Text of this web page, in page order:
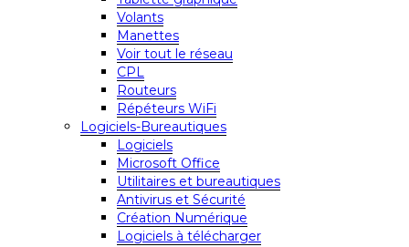
Volants
Manettes
Voir tout le réseau
CPL
Routeurs
Répéteurs WiFi
Logiciels-Bureautiques
Logiciels
Microsoft Office
Utilitaires et bureautiques
Antivirus et Sécurité
Création Numérique
Logiciels à télécharger